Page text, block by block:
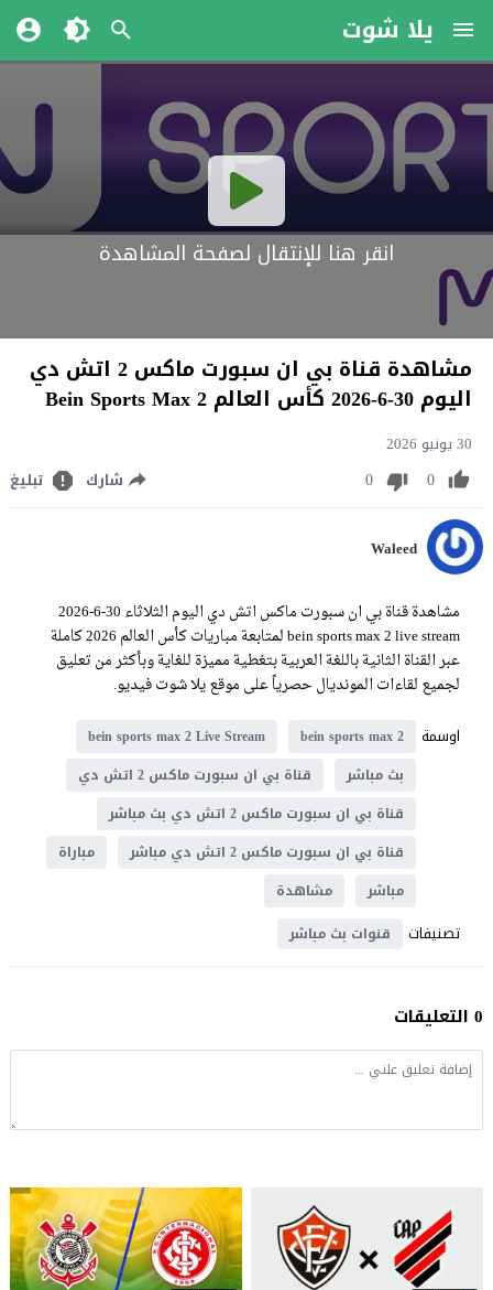
يلا شوت
انقر هنا للإنتقال لصفحة المشاهدة
مشاهدة قناة بي ان سبورت ماكس 2 اتش دي
اليوم 30-6-2026 كأس العالم Bein Sports Max 2
30 يونيو 2026
0
0 شارك تبليغ
Waleed
مشاهدة قناة بي ان سبورت ماكس اتش دي اليوم الثلاثاء 30-6-2026
bein sports max 2 live stream لمتابعة مباريات كأس العالم 2026 كاملة
عبر القناة الثانية باللغة العربية بتغطية مميزة للغاية وبأكثر من تعليق
لجميع لقاءات المونديال حصرياً على موقع يلا شوت فيديو.
اوسمة
bein sports max 2
bein sports max 2 Live Stream
بث مباشر
قناة بي ان سبورت ماكس 2 اتش دي
قناة بي ان سبورت ماكس 2 اتش دي بث مباشر
قناة بي ان سبورت ماكس 2 اتش دي مباشر
مباراة
مباشر
مشاهدة
تصنيفات قنوات بث مباشر
0 التعليقات